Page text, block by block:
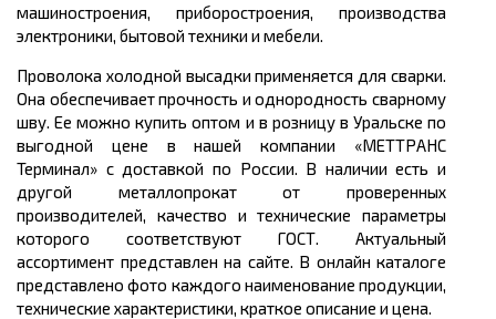
машиностроения, приборостроения, производства
электроники, бытовой техники и мебели.
Проволока холодной высадки применяется для сварки.
Она обеспечивает прочность и однородность сварному
шву. Ее можнокупить оптом и в розницу в Уральске по
выгодной цене в нашей компании «МЕТТРАНС
Терминал» с доставкой по России. В наличии есть и
другой металлопрокат от проверенных
производителей, качество и технические параметры
которого соответствуют ГОСТ. Актуальный
ассортимент представлен на сайте. В онлайн каталоге
представлено фото каждого наименование продукции,
технические характеристики, краткое описание и цена.